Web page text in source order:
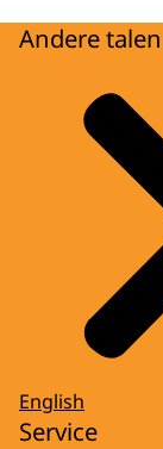
Andere talen
English
Service